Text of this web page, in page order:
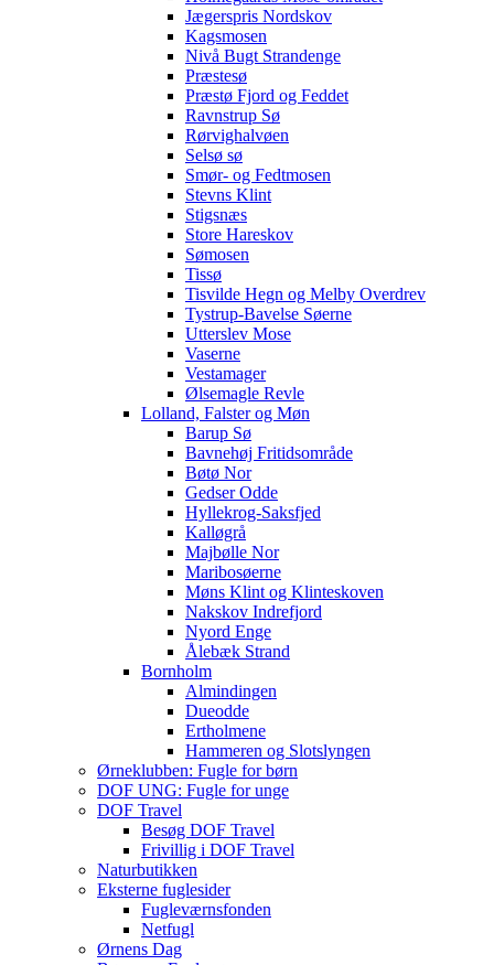
Jægerspris Nordskov
Kagsmosen
Nivå Bugt Strandenge
Præstesø
Præstø Fjord og Feddet
Ravnstrup Sø
Rørvighalvøen
Selsø sø
Smør- og Fedtmosen
Stevns Klint
Stigsnæs
Store Hareskov
Sømosen
Tissø
Tisvilde Hegn og Melby Overdrev
Tystrup-Bavelse Søerne
Utterslev Mose
Vaserne
Vestamager
Ølsemagle Revle
Lolland, Falster og Møn
Barup Sø
Bavnehøj Fritidsområde
Bøtø Nor
Gedser Odde
Hyllekrog-Saksfjed
Kalløgrå
Majbølle Nor
Maribosøerne
Møns Klint og Klinteskoven
Nakskov Indrefjord
Nyord Enge
Ålebæk Strand
Bornholm
Almindingen
Dueodde
Ertholmene
Hammeren og Slotslyngen
Ørneklubben: Fugle for børn
DOF UNG: Fugle for unge
DOF Travel
Besøg DOF Travel
Frivillig i DOF Travel
Naturbutikken
Eksterne fuglesider
Fugleværnsfonden
Netfugl
Ørnens Dag